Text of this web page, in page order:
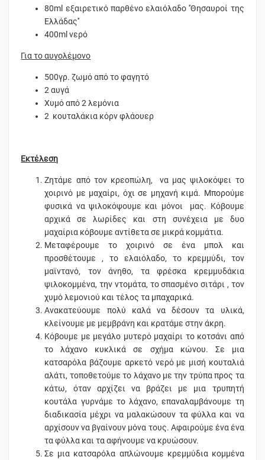
80ml εξαιρετικό παρθένο ελαιόλαδο ''Θησαυροί της
Ελλάδας''
400ml νερό
Για το αυγολέμονο
500γρ. ζωμό από το φαγητό
2 αυγά
Χυμό από 2 λεμόνια
2 κουταλάκια κόρν φλάουερ
Εκτέλεση
Ζητάμε από τον κρεοπώλη, να μας ψιλοκόψει το
χοιρινό με μαχαίρι, όχι σε μηχανή κιμά. Μπορούμε
φυσικά να ψιλοκόψουμε και μόνοι μας. Κόβουμε
αρχικά σε λωρίδες και στη συνέχεια με δυο
μαχαίρια κόβουμε αντίθετα σε μικρά κομμάτια.
Μεταφέρουμε το χοιρινό σε ένα μπολ και
προσθέτουμε , το ελαιόλαδο, το κρεμμύδι, τον
μαϊντανό, τον άνηθο, τα φρέσκα κρεμμυδάκια
ψιλοκομμένα, την ντομάτα, το σπασμένο σιτάρι , τον
χυμό λεμονιού και τέλος τα μπαχαρικά.
Ανακατεύουμε πολύ καλά να δέσουν τα υλικά,
κλείνουμε με μεμβράνη και κρατάμε στην άκρη.
Κόβουμε με μεγάλο μυτερό μαχαίρι το κοτσάνι από
το λάχανο κυκλικά σε σχήμα κώνου. Σε μια
κατσαρόλα βάζουμε αρκετό νερό με μισή κουταλιά
αλάτι, τοποθετούμε το λάχανο με την τρύπα προς τα
κάτω, όταν αρχίζει να βράζει με μια τρυπητή
κουτάλα γυρνάμε το λάχανο, επαναλαμβάνουμε τη
διαδικασία μέχρι να μαλακώσουν τα φύλλα και να
αρχίσουν να βγαίνουν μόνα τους. Αφαιρούμε ένα ένα
τα φύλλα και τα αφήνουμε να κρυώσουν.
Σε μια κατσαρόλα απλώνουμε κρεμμύδια κομμένα